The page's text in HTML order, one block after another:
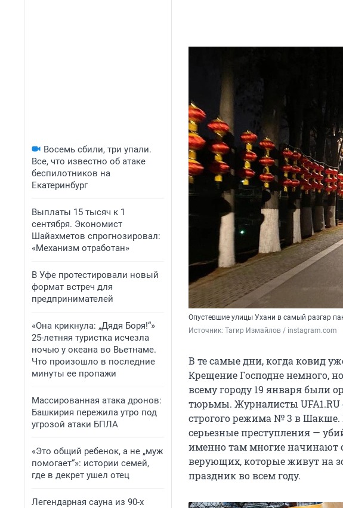
Восемь сбили, три упали.
Все, что известно об атаке
беспилотников на
Екатеринбург
Выплаты 15 тысяч к 1
сентября. Экономист
Шайахметов спрогнозировал:
«Механизм отработан»
В Уфе протестировали новый
формат встреч для
предпринимателей
«Она крикнула: „Дядя Боря!“»
25-летняя туристка исчезла
ночью у океана во Вьетнаме.
Что произошло в последние
минуты ее пропажи
Массированная атака дронов:
Башкирия пережила утро под
угрозой атаки БПЛА
«Это общий ребенок, а не „муж
помогает“»: истории семей,
где в декрет ушел отец
Легендарная сауна из 90-х
Опустевшие улицы Ухани в самый разгар
Источник: Тагир Измайлов / instagram.com
В те самые дни, когда ковид
Крещение Господне немного,
всему городу 19 января были
тюрьмы. Журналисты
строгого режима № 3 в Шакше.
серьезные преступления —
именно там многие начинают
верующих, которые живут на
праздник во всем году.